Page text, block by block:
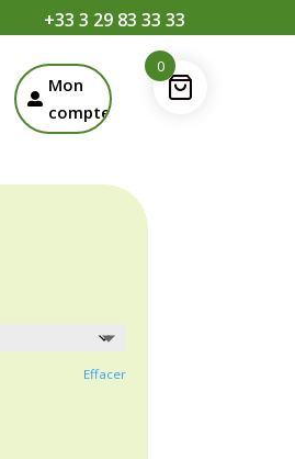
+33 3 29 83 33 33

Mon
compte
Effacer
0